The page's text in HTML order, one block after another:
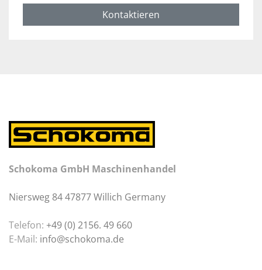
Kontaktieren
Schokoma GmbH Maschinenhandel
Niersweg 84 47877 Willich Germany
Telefon: +49 (0) 2156. 49 660
E-Mail: info@schokoma.de